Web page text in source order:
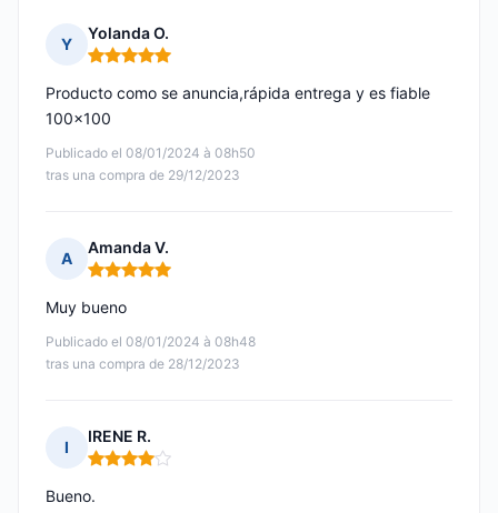
Y
Yolanda O.
Nota: 5 de 5
Publicado el 08/01/2024 à 08h50
tras una compra de 29/12/2023
Producto como se anuncia,rápida entrega y es fiable
100x100
A
Amanda V.
Nota: 5 de 5
Publicado el 08/01/2024 à 08h48
tras una compra de 28/12/2023
Muy bueno
I
IRENE R.
Nota: 4 de 5
Bueno.